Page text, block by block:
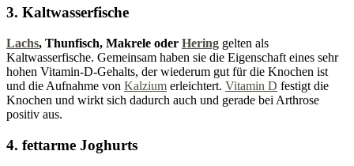
3. Kaltwasserfische
Lachs, Thunfisch, Makrele oder Hering gelten als
Kaltwasserfische. Gemeinsam haben sie die Eigenschaft eines sehr
hohen Vitamin-D-Gehalts, der wiederum gut für die Knochen ist
und die Aufnahme von Kalzium erleichtert. Vitamin D festigt die
Knochen und wirkt sich dadurch auch und gerade bei Arthrose
positiv aus.
4. fettarme Joghurts